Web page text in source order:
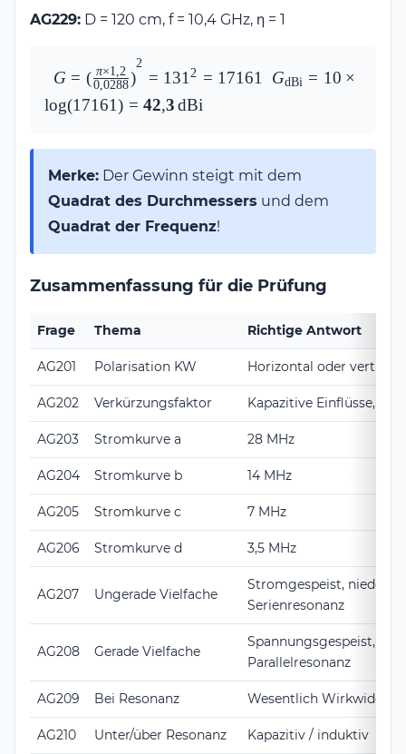
AG229: D = 120 cm, f = 10,4 GHz, η = 1
G = \left(\frac{\pi
\times 1{,}2}
{0{,}0288}\right)^2
G = (0,0288
π×1,2 )
2
= 1312 = 17161
G_\text{dBi} = 10
\log(17161) =
GdBi = 10 ×
log(17161) = 42,3 dBi
Merke: Der Gewinn steigt mit dem
Quadrat des Durchmessers und dem
Quadrat der Frequenz!
Zusammenfassung für die Prüfung
Frage Thema Richtige Antwort
AG201 Polarisation KW Horizontal oder vertikal
AG202 Verkürzungsfaktor Kapazitive Einflüsse,
AG203 Stromkurve a 28 MHz
AG204 Stromkurve b 14 MHz
AG205 Stromkurve c 7 MHz
AG206 Stromkurve d 3,5 MHz
AG207 Ungerade Vielfache
Stromgespeist,
Serienresonanz
AG208 Gerade Vielfache
Spannungsgespeist,
Parallelresonanz
AG209 Bei Resonanz Wesentlich
AG210 Unter/über Resonanz Kapazitiv / induktiv